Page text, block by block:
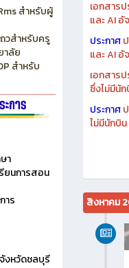
สำหรับผู้
ถวสำหรับครู
าลัย
สำหรับ
า
ยนการสอน
าร
งหวัดชลบุรี
เอกสาร
และ AI
ประกาศ
และ AI
เอกสาร
ซึ่งไม่มีนั
ประกาศ
ไม่มีนักบิ
สิงหาคม